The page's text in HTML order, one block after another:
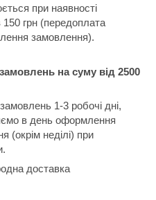
при наявності
150 грн (передоплата
замовлення).
на суму від 2500
1-3 робочі дні,
в день оформлення
(окрім неділі) при
доставка